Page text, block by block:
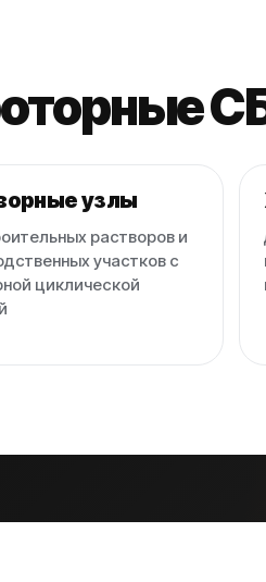
узлы
растворов и
участков с
циклической